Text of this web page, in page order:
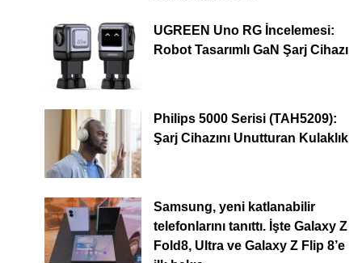
UGREEN Uno RG İncelemesi:
Robot Tasarımlı GaN Şarj Cihazı
Philips 5000 Serisi (TAH5209):
Şarj Cihazını Unutturan Kulaklık
Samsung, yeni katlanabilir
telefonlarını tanıttı. İşte Galaxy Z
Fold8, Ultra ve Galaxy Z Flip 8’e